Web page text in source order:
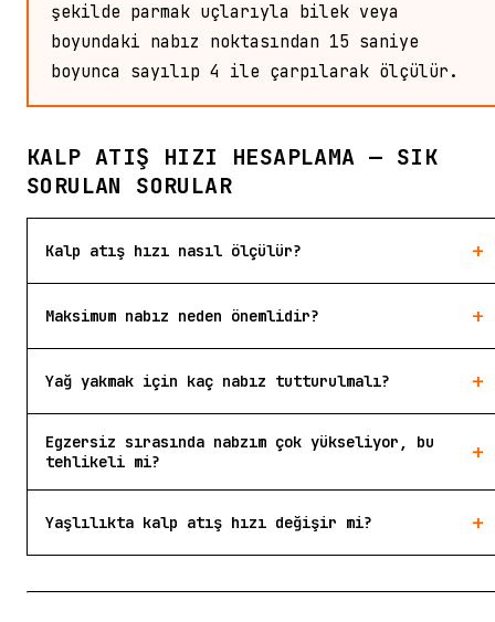
şekilde parmak uçlarıyla bilek veya
boyundaki nabız noktasından 15 saniye
boyunca sayılıp 4 ile çarpılarak ölçülür.
KALP ATIŞ HIZI HESAPLAMA — SIK
SORULAN SORULAR
Kalp atış hızı nasıl ölçülür? +
Maksimum nabız neden önemlidir? +
Yağ yakmak için kaç nabız tutturulmalı? +
Egzersiz sırasında nabzım çok yükseliyor, bu
tehlikeli mi?
+
Yaşlılıkta kalp atış hızı değişir mi? +